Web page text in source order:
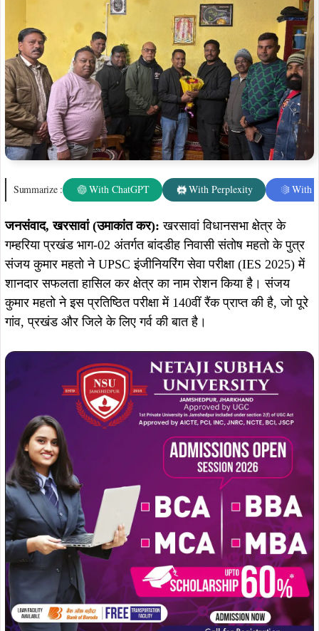
गम्हरिया प्रखंड भाग-02 अंतर्गत बांदडीह निवासी संतोष महतो के पुत्र
संजय कुमार महतो ने UPSC इंजीनियरिंग सेवा परीक्षा (IES 2025) में
शानदार सफलता हासिल कर क्षेत्र का नाम रोशन किया है। संजय
कुमार महतो ने इस प्रतिष्ठित परीक्षा में 140वीं रैंक प्राप्त की है, जो पूरे
गांव, प्रखंड और जिले के लिए गर्व की बात है।